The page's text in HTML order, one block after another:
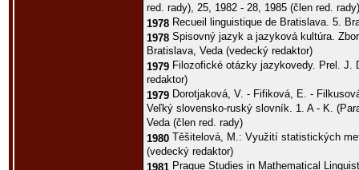
red. rady), 25, 1982 - 28, 1985 (člen red. rady)
1978 Recueil linguistique de Bratislava. 5.
1978 Spisovný jazyk a jazyková kultúra.
Bratislava, Veda (vedecký redaktor)
1979 Filozofické otázky jazykovedy. Prel. J.
redaktor)
1979 Dorotjaková, V. - Fifiková, E. -
Veľký slovensko-ruský slovník. 1. A - K.
Veda (člen red. rady)
1980 Těšitelová, M.: Využití statistických
(vedecký redaktor)
1981 Prague Studies in Mathematical